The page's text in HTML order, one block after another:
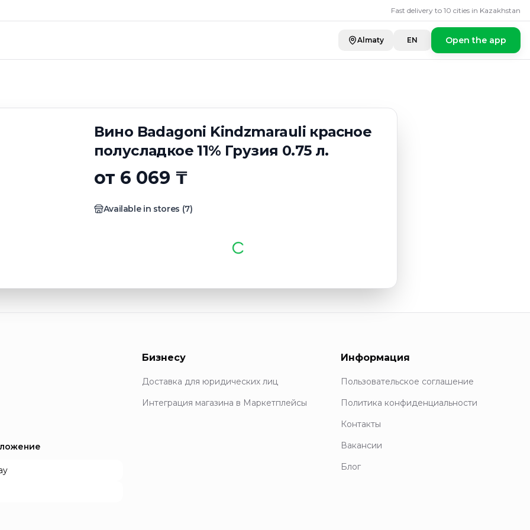
Fast delivery to 10 cities in Kazakhstan
Almaty EN Open the app
Вино Badagoni Kindzmarauli красное
полусладкое 11% Грузия 0.75 л.
от 6 069 ₸
Available in stores (7)
0.75 л.
Kindzmarauli красное
Бизнесу
Доставка для юридических лиц
Интеграция магазина в Маркетплейсы
Информация
Пользовательское соглашение
Политика конфиденциальности
Контакты
Вакансии
Блог